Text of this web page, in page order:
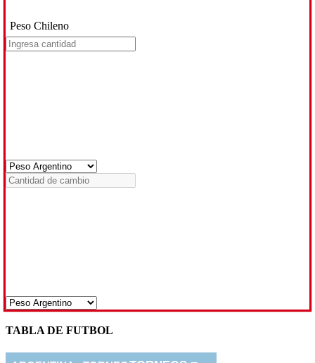
Peso Chileno
TABLA DE FUTBOL